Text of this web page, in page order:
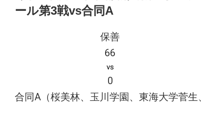
ール第3戦vs合同A
保善
66
vs
0
合同A（桜美林、玉川学園、東海大学菅生、狛